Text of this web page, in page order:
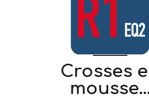
Crosses